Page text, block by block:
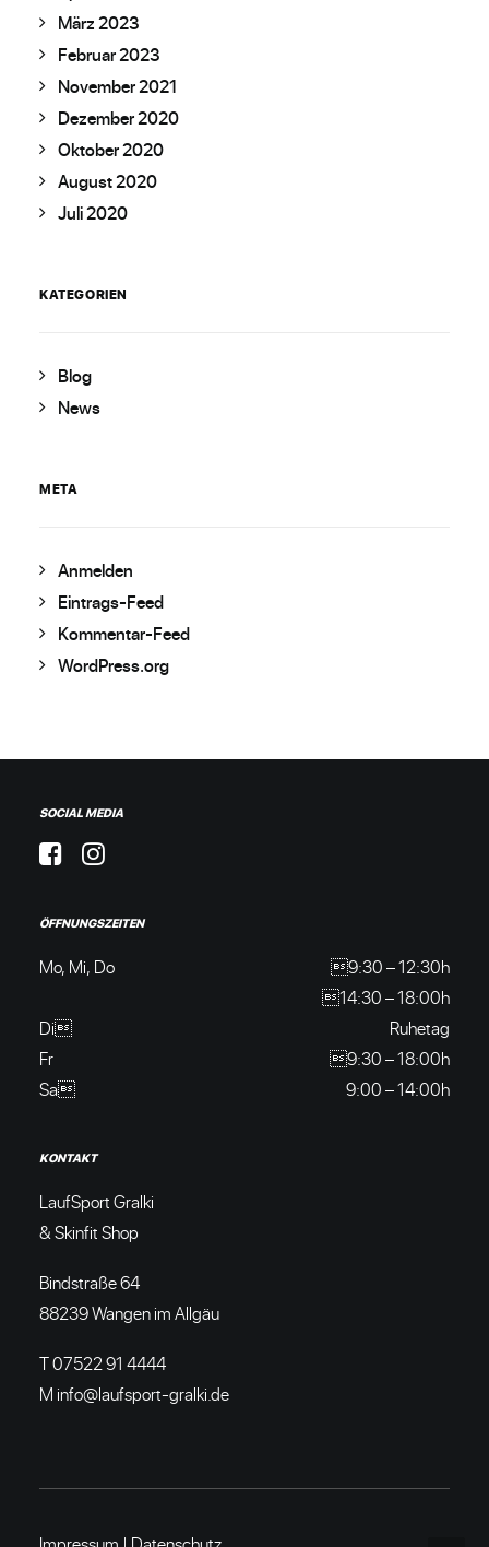
März 2023
Februar 2023
November 2021
Dezember 2020
Oktober 2020
August 2020
Juli 2020
KATEGORIEN
Blog
News
META
Anmelden
Eintrags-Feed
Kommentar-Feed
WordPress.org
SOCIAL MEDIA
ÖFFNUNGSZEITEN
Mo, Mi, Do
9:30 – 12:30h
14:30 – 18:00h
Di
Ruhetag
Fr
9:30 – 18:00h
Sa
9:00 – 14:00h
KONTAKT
LaufSport Gralki
& Skinfit Shop
Bindstraße 64
88239 Wangen im Allgäu
T 07522 91 4444
M info@laufsport-gralki.de